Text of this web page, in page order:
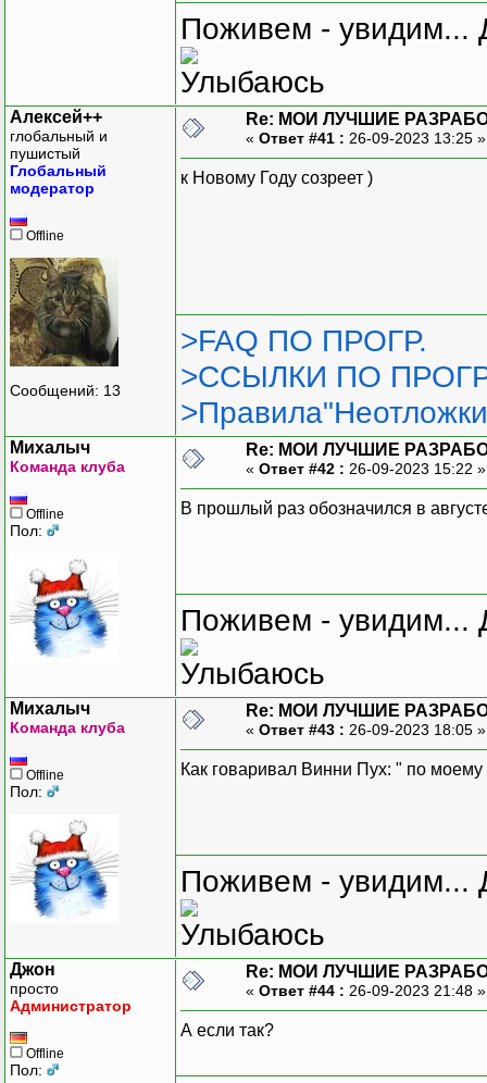
Поживем - увидим...
Алексей++
глобальный и
пушистый
Глобальный
модератор
Offline
Сообщений: 13
Re: МОИ ЛУЧШИЕ
« Ответ #41 : 26-09-2023 13:25
к Новому Году созреет )
>FAQ ПО ПРОГР.
>ССЫЛКИ ПО
Михалыч
Команда клуба
Offline
Пол:
Re: МОИ ЛУЧШИЕ
« Ответ #42 : 26-09-2023 15:22
В прошлый раз обозначился в
Поживем - увидим...
Михалыч
Команда клуба
Offline
Пол:
Re: МОИ ЛУЧШИЕ
« Ответ #43 : 26-09-2023 18:05
Как говаривал Винни Пух: " по
Поживем - увидим...
Джон
просто
Администратор
Offline
Пол:
Re: МОИ ЛУЧШИЕ
« Ответ #44 : 26-09-2023 21:48
А если так?